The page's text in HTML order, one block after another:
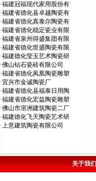
·福建冠福现代家用股份有
·福建省德化县卓越陶瓷有
·福建省德化真泰尔陶瓷有
·福建省德化稳定瓷业有限
·福建省泉州得盛集团有限
·福建省德化世盛陶瓷有限
·福建德化莹玉艺术陶瓷研
·佛山钻石瓷砖有限公司
·福建省德化凤凰陶瓷雕塑
·宜兴市金诚陶瓷厂
·福建省德化县福泰日用陶
·福建省德化宏益陶瓷雕塑
·佛山市溶洲建筑陶瓷二厂
·福建德化飞天陶瓷艺术研
·上意建筑陶瓷有限公司
关于我们